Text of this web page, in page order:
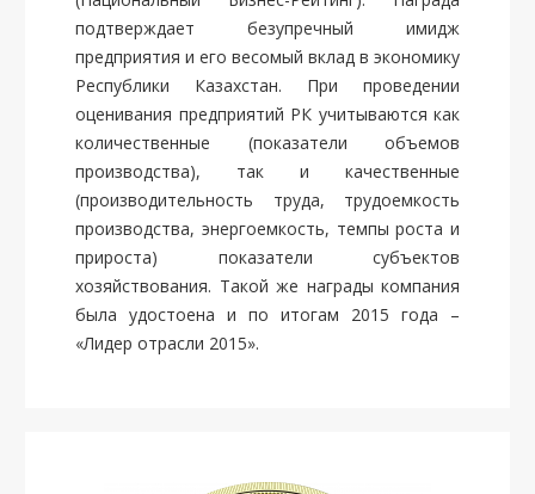
подтверждает безупречный имидж
предприятия и его весомый вклад в экономику
Республики Казахстан. При проведении
оценивания предприятий РК учитываются как
количественные (показатели объемов
производства), так и качественные
(производительность труда, трудоемкость
производства, энергоемкость, темпы роста и
прироста) показатели субъектов
хозяйствования. Такой же награды компания
была удостоена и по итогам 2015 года –
«Лидер отрасли 2015».